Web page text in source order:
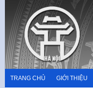
content
TRANG CHỦ GIỚI THIỆU